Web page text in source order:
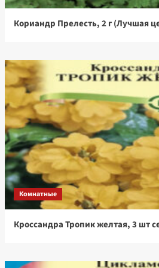
Кориандр Прелесть, 2 г (Лучшая
Комнатные
Кроссандра Тропик желтая, 3 шт